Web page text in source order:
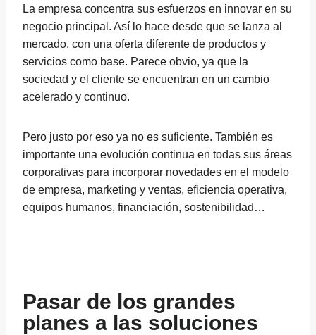
La empresa concentra sus esfuerzos en innovar en su
negocio principal. Así lo hace desde que se lanza al
mercado, con una oferta diferente de productos y
servicios como base. Parece obvio, ya que la
sociedad y el cliente se encuentran en un cambio
acelerado y continuo.
Pero justo por eso ya no es suficiente. También es
importante una evolución continua en todas sus áreas
corporativas para incorporar novedades en el modelo
de empresa, marketing y ventas, eficiencia operativa,
equipos humanos, financiación, sostenibilidad…
Pasar de los grandes
planes a las soluciones